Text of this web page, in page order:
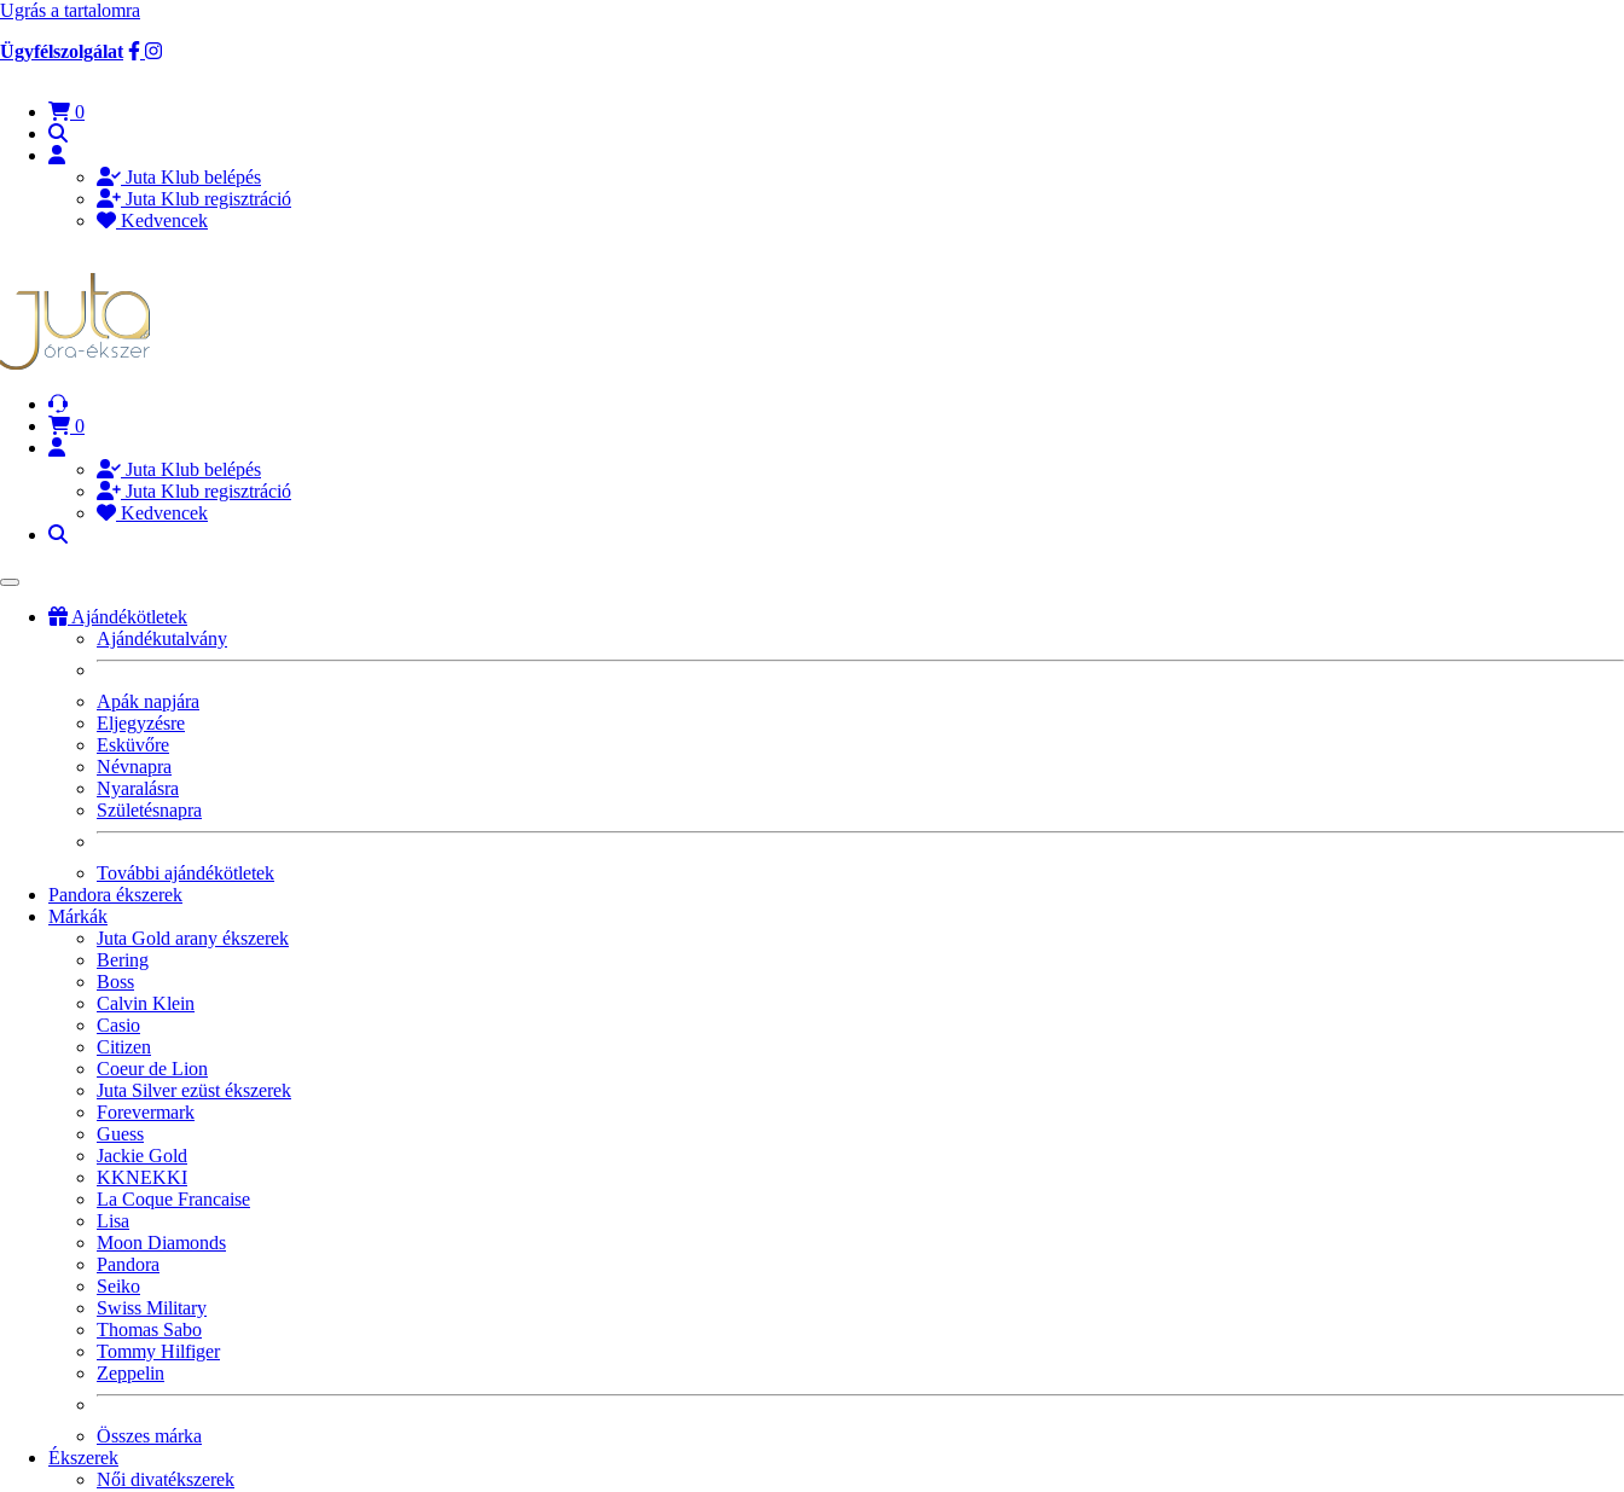
Ugrás a tartalomra
Ügyfélszolgálat
0
Juta Klub belépés
Juta Klub regisztráció
Kedvencek
0
Juta Klub belépés
Juta Klub regisztráció
Kedvencek
Ajándékötletek
Ajándékutalvány
Apák napjára
Eljegyzésre
Esküvőre
Névnapra
Nyaralásra
Születésnapra
További ajándékötletek
Pandora ékszerek
Márkák
Juta Gold arany ékszerek
Bering
Boss
Calvin Klein
Casio
Citizen
Coeur de Lion
Juta Silver ezüst ékszerek
Forevermark
Guess
Jackie Gold
KKNEKKI
La Coque Francaise
Lisa
Moon Diamonds
Pandora
Seiko
Swiss Military
Thomas Sabo
Tommy Hilfiger
Zeppelin
Összes márka
Ékszerek
Női divatékszerek